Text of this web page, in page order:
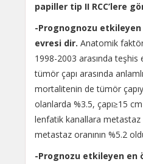
papiller tip II RCC’lere
-Prognognozu
evresi dir. Anatomik
1998-2003 arasında
tümör çapı arasında
mortalitenin de tümör
olanlarda %3.5, çapı≥15
lenfatik kanallara metastaz
metastaz oranının %5.2
-Prognozu etkileyen en